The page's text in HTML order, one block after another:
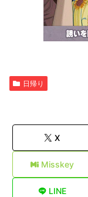
日帰り
X
Misskey
LINE